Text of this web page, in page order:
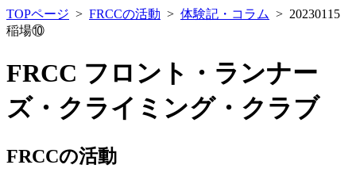
TOPページ > FRCCの活動 > 体験記・コラム > 20230115
稲場⑩
FRCC フロント・ランナー
ズ・クライミング・クラブ
FRCCの活動